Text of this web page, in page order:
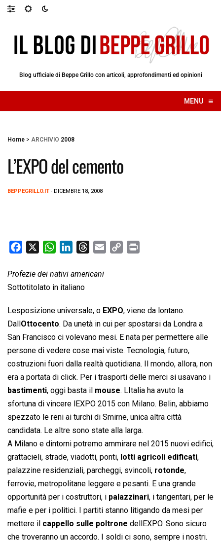
Blog ufficiale di Beppe Grillo con articoli, approfondimenti ed opinioni
MENU ≡
☰
Home > ARCHIVIO 2008
L’EXPO del cemento
BEPPEGRILLO.IT - DICEMBRE 18, 2008
c
e
o
o
k
W
a
t
A
p
p
n
k
d
I
n
r
d
s
i
n
k
Profezie dei nativi americani
Sottotitolato in italiano
Lesposizione universale, o EXPO, viene da lontano.
Dall Ottocento. Da unetà in cui per spostarsi da Londra a
San Francisco ci volevano mesi. E nata per permettere alle
persone di vedere cose mai viste. Tecnologia, futuro,
costruzioni fuori dalla realtà quotidiana. Il mondo, allora, non
era a portata di click. Per i trasporti delle merci si usavano i
bastimenti, oggi basta il mouse. LItalia ha avuto la
sfortuna di vincere lEXPO 2015 con Milano. Belin, abbiamo
spezzato le reni ai turchi di Smirne, unica altra città
candidata. Le altre sono state alla larga.
A Milano e dintorni potremo ammirare nel 2015 nuovi edifici,
grattacieli, strade, viadotti, ponti, lotti agricoli edificati,
palazzine residenziali, parcheggi, svincoli, rotonde,
ferrovie, metropolitane leggere e pesanti. E una grande
opportunità per i costruttori, i palazzinari, i tangentari, per le
mafie e per i politici. I partiti stanno litigando da mesi per
mettere il cappello sulle poltrone dellEXPO. Sono sicuro
che troveranno un accordo. I soldi ci sono, sempre i nostri.